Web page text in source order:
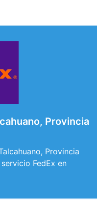
Provincia
Provincia
FedEx en